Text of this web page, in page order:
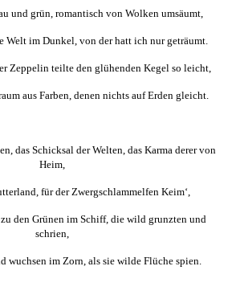
und grün, romantisch von Wolken umsäumt,
Welt im Dunkel, von der hatt ich nur geträumt.
Zeppelin teilte den glühenden Kegel so leicht,
aus Farben, denen nichts auf Erden gleicht.
das Schicksal der Welten, das Karma derer von
Heim,
für der Zwergschlammelfen Keim‘,
den Grünen im Schiff, die wild grunzten und
schrien,
wuchsen im Zorn, als sie wilde Flüche spien.